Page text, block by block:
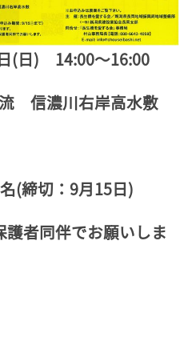
(日) 14:00～16:00
信濃川右岸高水敷
(締切：9月15日)
者同伴でお願いしま